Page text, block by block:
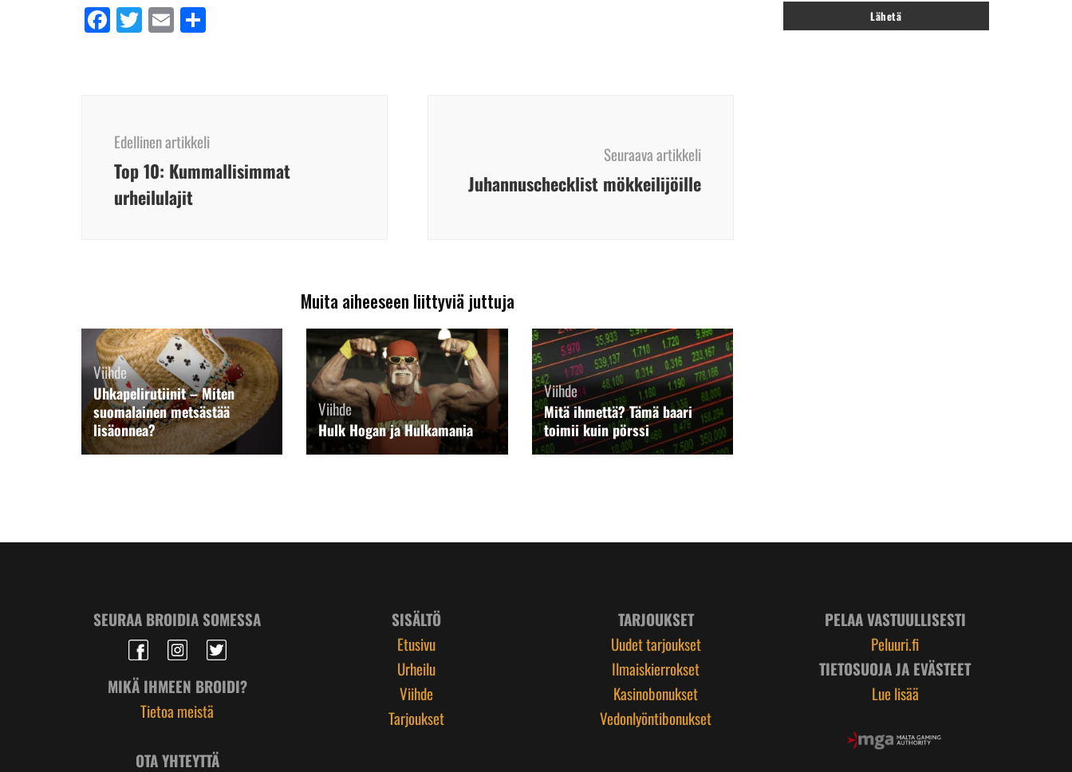
Facebook
Twitter
Email
selaus
Edellinen artikkeli
Top 10: Kummallisimmat
urheilulajit
Seuraava artikkeli
Juhannuschecklist mökkeilijöille
Muita aiheeseen liittyviä juttuja
Viihde
Uhkapelirutiinit – Miten
suomalainen metsästää
lisäonnea?
Viihde
Hulk Hogan ja Hulkamania
Viihde
Mitä ihmettä? Tämä baari
toimii kuin pörssi
Lähetä
SEURAA BROIDIA SOMESSA
MIKÄ IHMEEN BROIDI?
Tietoa meistä
OTA YHTEYTTÄ
SISÄLTÖ
Etusivu
Urheilu
Viihde
Tarjoukset
TARJOUKSET
Uudet tarjoukset
Ilmaiskierrokset
Kasinobonukset
Vedonlyöntibonukset
PELAA VASTUULLISESTI
Peluuri.fi
TIETOSUOJA JA EVÄSTEET
Lue lisää